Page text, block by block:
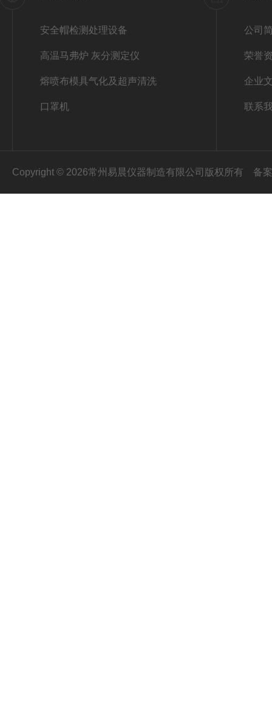
安全帽检测处理设备
高温马弗炉 灰分测定仪
熔喷布模具气化及超声清洗
口罩机
公司
荣誉
企业
联系
Copyright © 2026常州易晨仪器制造有限公司版权所有 备